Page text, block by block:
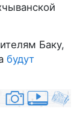
Баку,
будут